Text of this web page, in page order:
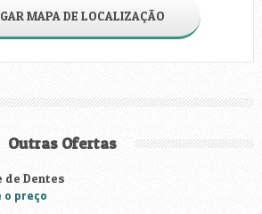
MAPA DE LOCALIZAÇÃO
Outras Ofertas
de Dentes
o preço